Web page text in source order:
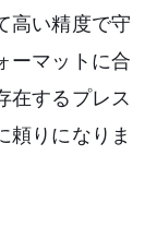
高い精度で守
ーマットに合
在するプレス
頼りになりま